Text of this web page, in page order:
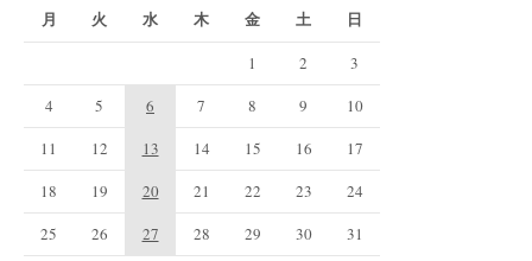
月 火 水 木 金 土 日
1 2
3
4
5 6 7 8 9
10
11
12 13 14 15 16
17
18
19 20 21 22 23
24
25
26 27 28 29 30 31